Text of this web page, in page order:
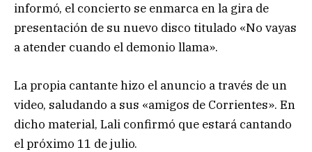
informó, el concierto se enmarca en la gira de
presentación de su nuevo disco titulado «No vayas
a atender cuando el demonio llama».
La propia cantante hizo el anuncio a través de un
video, saludando a sus «amigos de Corrientes». En
dicho material, Lali confirmó que estará cantando
el próximo 11 de julio.